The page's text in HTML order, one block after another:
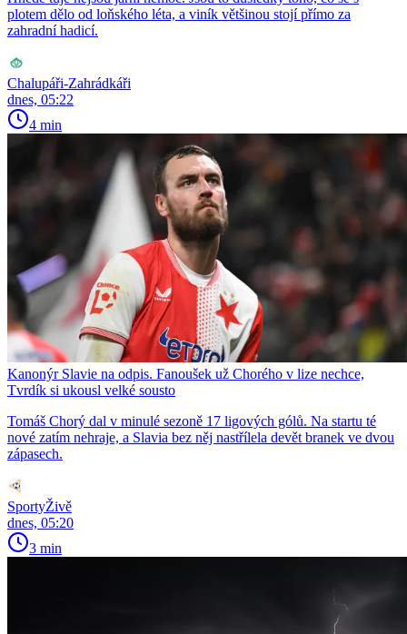
plotem dělo od loňského léta, a viník většinou stojí přímo za
zahradní hadicí.
Chalupáři-Zahrádkáři
dnes, 05:22
4 min
Kanonýr Slavie na odpis. Fanoušek už Chorého v lize nechce,
Tvrdík si ukousl velké sousto
Tomáš Chorý dal v minulé sezoně 17 ligových gólů. Na startu té
nové zatím nehraje, a Slavia bez něj nastřílela devět branek ve dvou
zápasech.
SportyŽivě
dnes, 05:20
3 min